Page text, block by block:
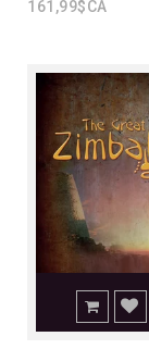
161,99$CA